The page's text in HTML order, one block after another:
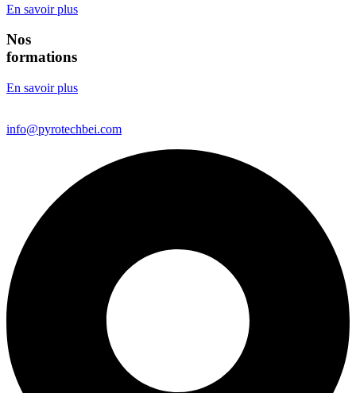
En savoir plus
Nos
formations
En savoir plus
info@pyrotechbei.com